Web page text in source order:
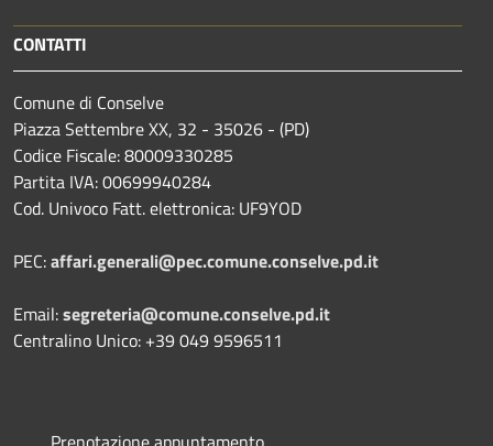
CONTATTI
Comune di Conselve
Piazza Settembre XX, 32 - 35026 - (PD)
Codice Fiscale: 80009330285
Partita IVA: 00699940284
Cod. Univoco Fatt. elettronica: UF9YOD
PEC:affari.generali@pec.comune.conselve.pd.it
Email:segreteria@comune.conselve.pd.it
Centralino Unico: +39 049 9596511